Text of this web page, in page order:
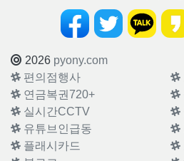
2026 pyony.com
편의점행사
연금복권720+
실시간CCTV
유튜브인급동
플래시카드